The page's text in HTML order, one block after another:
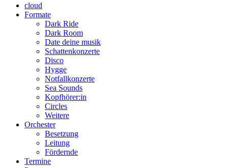
cloud
Formate
Dark Ride
Dark Room
Date deine musik
Schattenkonzerte
Disco
Hygge
Notfallkonzerte
Sea Sounds
Kopfhörer:in
Circles
Weitere
Orchester
Besetzung
Leitung
Fördernde
Termine